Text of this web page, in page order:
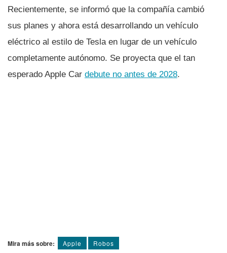
Recientemente, se informó que la compañía cambió
sus planes y ahora está desarrollando un vehículo
eléctrico al estilo de Tesla en lugar de un vehículo
completamente autónomo. Se proyecta que el tan
esperado Apple Car debute no antes de 2028.
Mira más sobre: Apple Robos